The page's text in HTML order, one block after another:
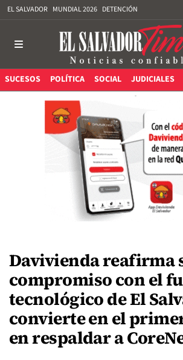
EL SALVADOR MUNDIAL 2026 DETENCIÓN
SUCESOS POLÍTICA SOCIAL JUDICIALES
Davivienda reafirma
compromiso con el
tecnológico de El
convierte en el
en respaldar a